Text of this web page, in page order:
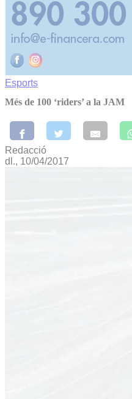
Esports
Més de 100 ‘riders’ a la JAM
Redacció
dl., 10/04/2017